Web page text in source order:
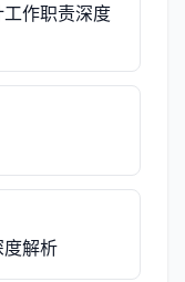
作职责深度
解析